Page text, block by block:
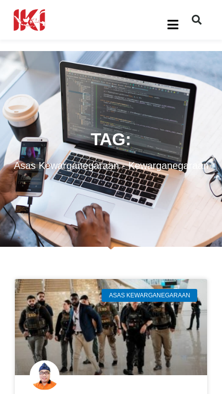
TAG:
Asas Kewarganegaraan-Kewarganegaraan
ASAS KEWARGANEGARAAN